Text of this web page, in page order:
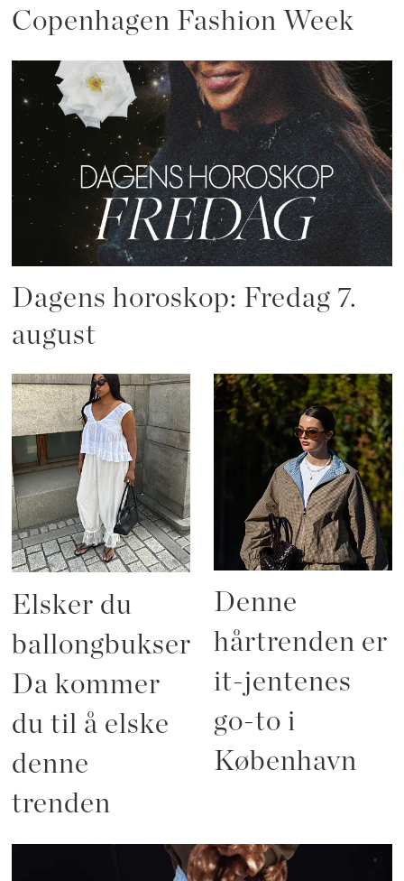
Copenhagen Fashion Week
Dagens horoskop: Fredag 7.
august
Elsker du
ballongbukser?
Da kommer
du til å elske
denne
trenden
Denne
hårtrenden er
it-jentenes
go-to i
København